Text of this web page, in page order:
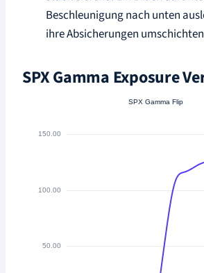
Beschleunigung nach unten
ihre Absicherungen
SPX Gamma Exposure